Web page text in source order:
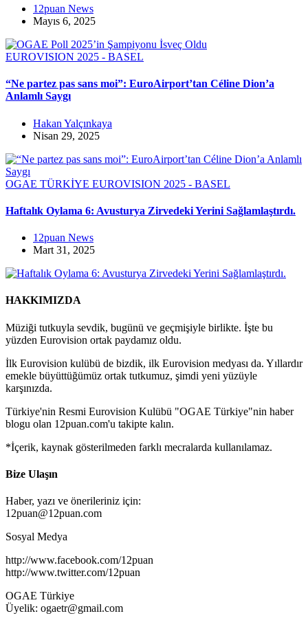
12puan News
Mayıs 6, 2025
EUROVISION 2025 - BASEL
“Ne partez pas sans moi”: EuroAirport’tan Céline Dion’a
Anlamlı Saygı
Hakan Yalçınkaya
Nisan 29, 2025
OGAE TÜRKİYE EUROVISION 2025 - BASEL
Haftalık Oylama 6: Avusturya Zirvedeki Yerini Sağlamlaştırdı.
12puan News
Mart 31, 2025
HAKKIMIZDA
Müziği tutkuyla sevdik, bugünü ve geçmişiyle birlikte. İşte bu
yüzden Eurovision ortak paydamız oldu.
İlk Eurovision kulübü de bizdik, ilk Eurovision medyası da. Yıllardır
emekle büyüttüğümüz ortak tutkumuz, şimdi yeni yüzüyle
karşınızda.
Türkiye'nin Resmi Eurovision Kulübü "OGAE Türkiye"nin haber
blogu olan 12puan.com'u takipte kalın.
*İçerik, kaynak gösterilmeden farklı mecralarda kullanılamaz.
Bize Ulaşın
Haber, yazı ve önerileriniz için:
12puan@12puan.com
Sosyal Medya
http://www.facebook.com/12puan
http://www.twitter.com/12puan
OGAE Türkiye
Üyelik: ogaetr@gmail.com